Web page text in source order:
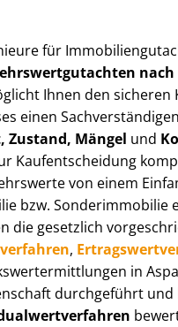
für
nach
Ihnen den sicheren
einen
Zustand, Mängel und
Kauf­ent­schei­dung
von einem
bzw. Sonderimmobilie
die gesetzlich
,
in
durchgeführt